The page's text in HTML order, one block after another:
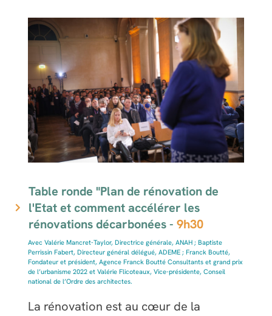
Table ronde "Plan de rénovation de
l'Etat et comment accélérer les
rénovations décarbonées -9h30
Avec Valérie Mancret-Taylor, Directrice générale, ANAH ; Baptiste
Perrissin Fabert, Directeur général délégué, ADEME ; Franck Boutté,
Fondateur et président, Agence Franck Boutté Consultants et grand prix
de l’urbanisme 2022 et Valérie Flicoteaux, Vice-présidente, Conseil
national de l’Ordre des architectes.
La rénovation est au cœur de la